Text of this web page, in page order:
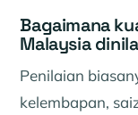
Bagaimana
Malaysia
Penilaian
kelembapan,